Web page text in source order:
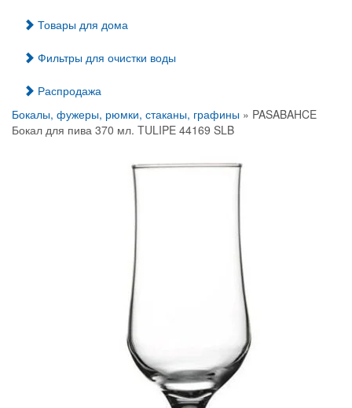
Товары для дома
Фильтры для очистки воды
Распродажа
Бокалы, фужеры, рюмки, стаканы, графины » PASABAHCE
Бокал для пива 370 мл. TULIPE 44169 SLB